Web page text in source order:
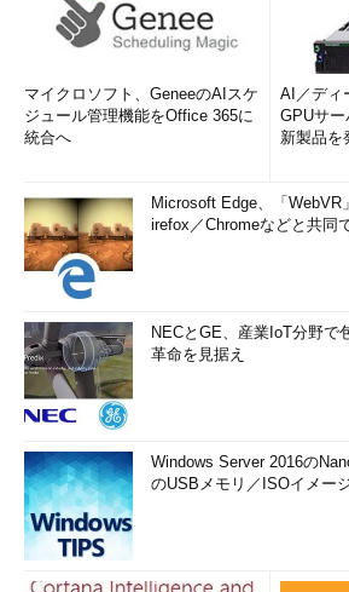
マイクロソフト、GeneeのAIスケ
ジュール管理機能をOffice 365に
統合へ
AI／ディ
GPUサ
新製品を
Microsoft Edge、「
irefox／Chromeなどと共同
NECとGE、産業IoT分野
革命を見据え
Windows Server 2016の
のUSBメモリ／ISOイメー